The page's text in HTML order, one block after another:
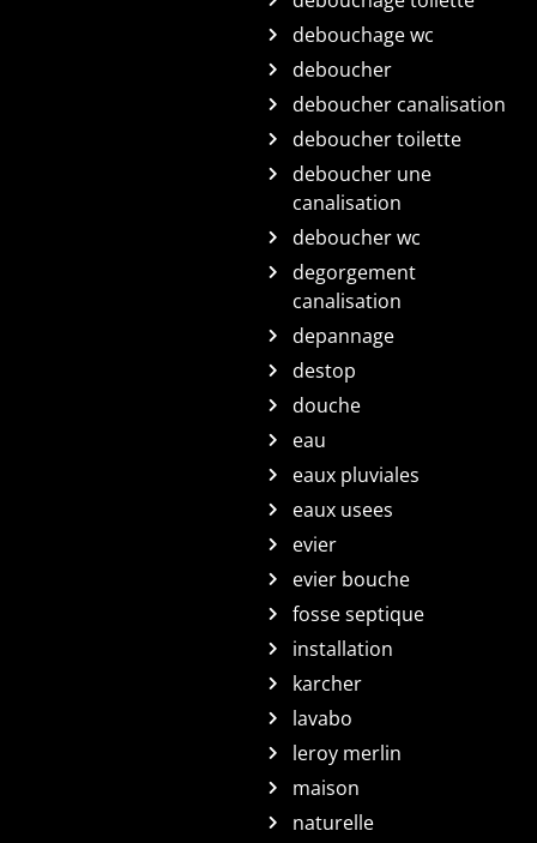
debouchage wc
deboucher
deboucher canalisation
deboucher toilette
deboucher une
canalisation
deboucher wc
degorgement
canalisation
depannage
destop
douche
eau
eaux pluviales
eaux usees
evier
evier bouche
fosse septique
installation
karcher
lavabo
leroy merlin
maison
naturelle